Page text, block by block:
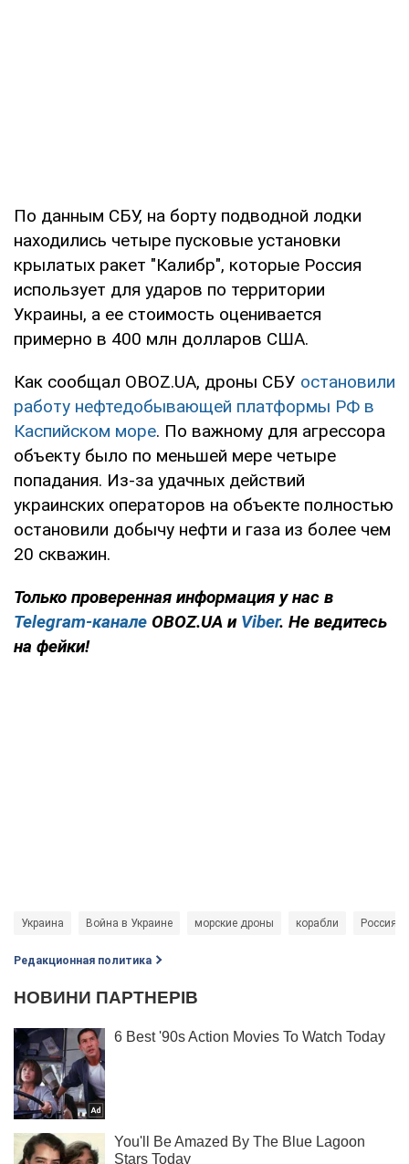
По данным СБУ, на борту подводной лодки
находились четыре пусковые установки
крылатых ракет "Калибр", которые Россия
использует для ударов по территории
Украины, а ее стоимость оценивается
примерно в 400 млн долларов США.
Как сообщал OBOZ.UA, дроны СБУ остановили
работу нефтедобывающей платформы РФ в
Каспийском море. По важному для агрессора
объекту было по меньшей мере четыре
попадания. Из-за удачных действий
украинских операторов на объекте полностью
остановили добычу нефти и газа из более чем
20 скважин.
Только проверенная информация у нас в
Telegram-канале OBOZ.UA и Viber. Не ведитесь
на фейки!
Украина Война в Украине морские дроны корабли Россия
Редакционная политика